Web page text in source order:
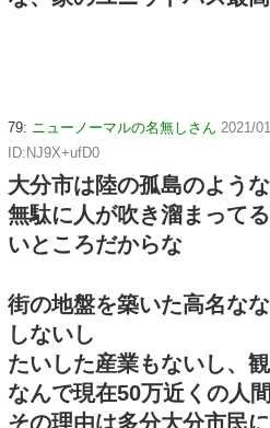
79: ニューノーマルの名無しさん 2021/
ID:NJ9X+ufD0
大分市は陸の孤島のよう
無駄に人が吹き溜まって
いところだからな
街の地盤を築いた高名な
しないし
たいした産業もないし、
なんで現在50万近くの人
その理由は多分大分市民